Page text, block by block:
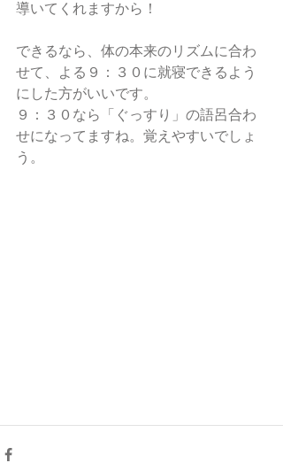
導いてくれますから！
できるなら、体の本来のリズムに合わ
せて、よる９：３０に就寝できるよう
にした方がいいです。
９：３０なら「ぐっすり」の語呂合わ
せになってますね。覚えやすいでしょ
う。